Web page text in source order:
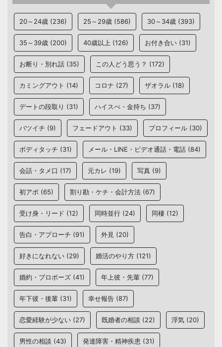
20～24歳 (236) 25～29歳 (586) 30～34歳 (393)
35～39歳 (200) 40歳以上 (126) お付き合い (31)
お断り・別れ話 (35) この人どう思う？ (172)
カミングアウト (14) コロナ (27) ザオラル (18)
デートの段取り (31) ハイスぺ・金持ち (37)
バツイチ (9) フェードアウト (33) プロフィール (30)
ボディタッチ (31) メール・LINE・ビデオ通話・電話 (84)
会話・タメ口 (17) 元カレ (19) 写真 (9)
初アポ (65) 割り勘・ケチ・会計方法 (67)
受け身・リード (12) 同時並行 (24) 同棲 (12)
告白・アプローチ (91) 外見 (20)
好きになれない (29) 婚活のやり方 (121)
婚約・プロポーズ (41) 年上彼・先輩 (77)
年下彼・後輩 (31) 幸せ報告 (87)
恋愛経験が少ない (27) 既婚者の相談 (22) 浮気 (20)
男性の相談 (43) 発達障害・精神疾患 (31)